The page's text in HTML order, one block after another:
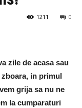
0
1211
zile de acasa sau
in primul
grija sa nu ne
la cumparaturi